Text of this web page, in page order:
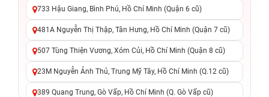
733 Hậu Giang, Bình Phú, Hồ Chí Minh (Quận 6 cũ)
481A Nguyễn Thị Thập, Tân Hưng, Hồ Chí Minh (Quận 7 cũ)
507 Tùng Thiện Vương, Xóm Củi, Hồ Chí Minh (Quận 8 cũ)
23M Nguyễn Ảnh Thủ, Trung Mỹ Tây, Hồ Chí Minh (Q.12 cũ)
389 Quang Trung, Gò Vấp, Hồ Chí Minh (Q. Gò Vấp cũ)